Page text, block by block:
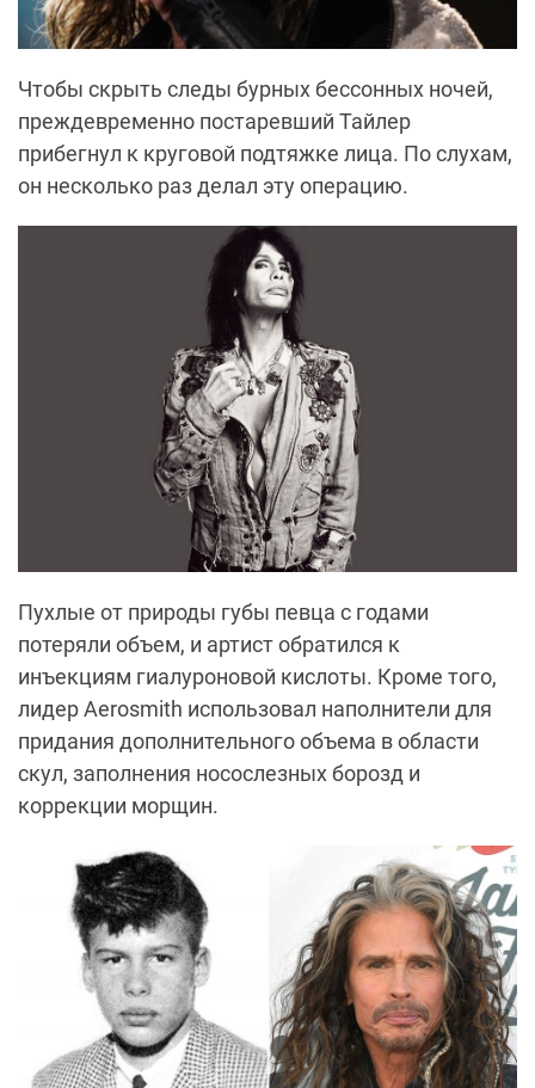
Чтобы скрыть следы бурных бессонных ночей,
преждевременно постаревший Тайлер
прибегнул к круговой подтяжке лица. По слухам,
он несколько раз делал эту операцию.
Пухлые от природы губы певца с годами
потеряли объем, и артист обратился к
инъекциям гиалуроновой кислоты. Кроме того,
лидер Aerosmith использовал наполнители для
придания дополнительного объема в области
скул, заполнения носослезных борозд и
коррекции морщин.